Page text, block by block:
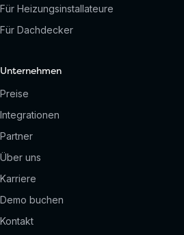
Für Heizungsinstallateure
Für Dachdecker
Unternehmen
Preise
Integrationen
Partner
Über uns
Karriere
Demo buchen
Kontakt